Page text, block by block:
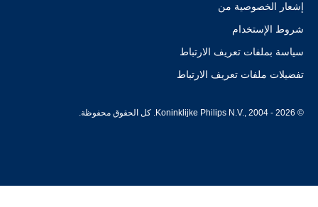
إشعار الخصوصية من
شروط الإستخدام
سياسة بملفات تعريف الارتباط
تفضيلات ملفات تعريف الارتباط
© Koninklijke Philips N.V., 2004 - 2026. كل الحقوق محفوظة.